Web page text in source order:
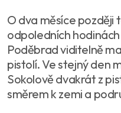
O dva měsíce později
odpoledních hodinách
Poděbrad viditelně
pistolí. Ve stejný den
Sokolově dvakrát z
směrem k zemi a